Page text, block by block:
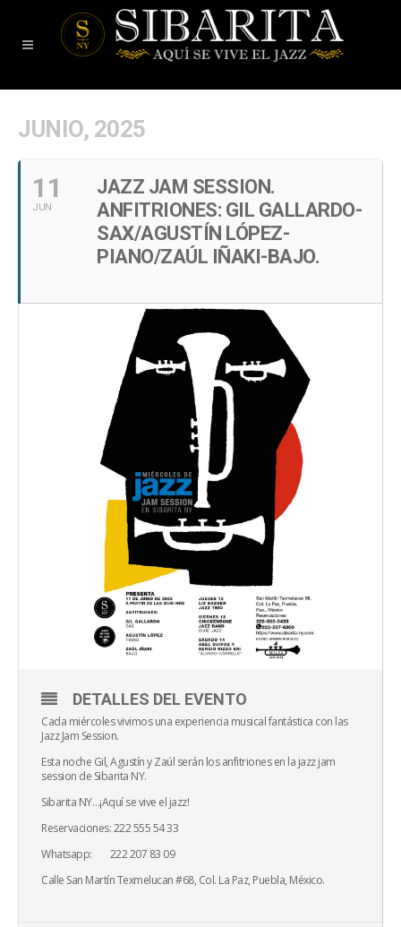
JUNIO, 2025
11
JUN
JAZZ JAM SESSION.
ANFITRIONES: GIL GALLARDO-
SAX/AGUSTÍN LÓPEZ-
PIANO/ZAÚL IÑAKI-BAJO.
DETALLES DEL EVENTO
Cada miércoles vivimos una experiencia musical fantástica con las
Jazz Jam Session.
Esta noche Gil, Agustín y Zaúl serán los anfitriones en la jazz jam
session de Sibarita NY.
Sibarita NY…¡Aquí se vive el jazz!
Reservaciones: 222 555 54 33
Whatsapp: 222 207 83 09
Calle San Martín Texmelucan #68, Col. La Paz, Puebla, México.